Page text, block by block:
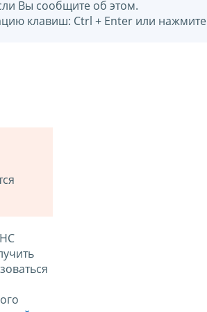
Вы сообщите об этом.
клавиш: Ctrl + Enter или нажмите